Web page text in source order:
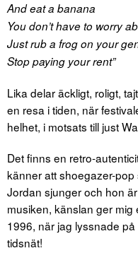
And eat a banana
You don’t have to worry
Just rub a frog on your
Stop paying your rent”
Lika delar äckligt, roligt,
en resa i tiden, när
helhet, i motsats till just
Det finns en retro-
känner att shoegazer-
Jordan sjunger och hon
musiken, känslan ger mig
1996, när jag lyssnade
tidsnät!